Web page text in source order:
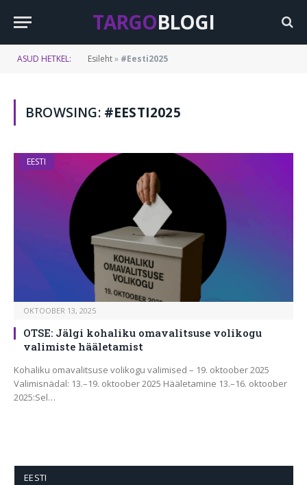
TARGOBLOGI
ASUD HETKEL: Esileht» #Eesti2025
BROWSING: #EESTI2025
EESTI
OKTOOBER 13, 2025
OTSE: Jälgi kohaliku omavalitsuse volikogu
valimiste hääletamist
Kohaliku omavalitsuse volikogu valimised – 19. oktoober 2025
Valimisnädal: 13.–19. oktoober 2025 Hääletamine 13.–16. oktoober
2025:Sel…
EESTI